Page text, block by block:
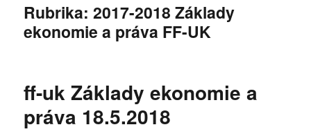
Rubrika:2017-2018 Základy
ekonomie a práva FF-UK
ff-uk Základy ekonomie a
práva 18.5.2018